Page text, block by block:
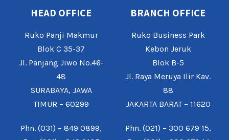
HEAD OFFICE
Ruko Panji Makmur
Blok C 35-37
Jl. Panjang Jiwo No.46-
48
SURABAYA, JAWA
TIMUR – 60299
Phn. (031) – 849 0899,
BRANCH OFFICE
Ruko Business Park
Kebon Jeruk
Blok B-5
Jl. Raya Meruya Ilir Kav.
88
JAKARTA BARAT – 11620
Phn. (021) – 300 679 15,